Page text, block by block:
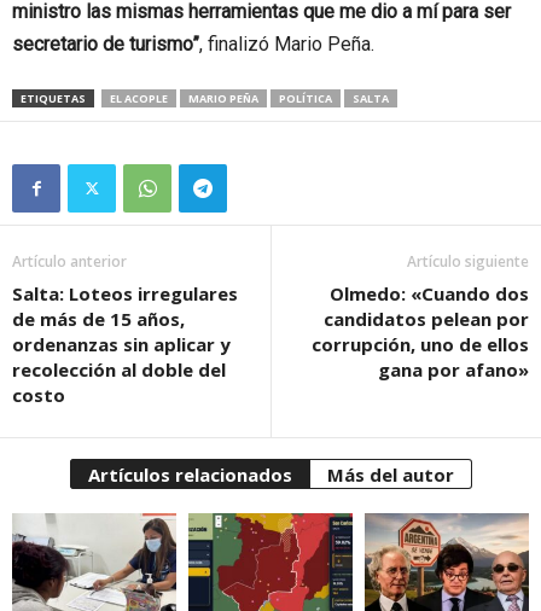
ministro las mismas herramientas que me dio a mí para ser
secretario de turismo”, finalizó Mario Peña.
ETIQUETAS EL ACOPLE MARIO PEÑA POLÍTICA SALTA
Artículo anterior
Salta: Loteos irregulares
de más de 15 años,
ordenanzas sin aplicar y
recolección al doble del
costo
Artículo siguiente
Olmedo: «Cuando dos
candidatos pelean por
corrupción, uno de ellos
gana por afano»
Artículos relacionados Más del autor